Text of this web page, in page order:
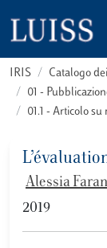
IRIS
Catalogo
01 -
01.1 - Articolo
Alessia
2019